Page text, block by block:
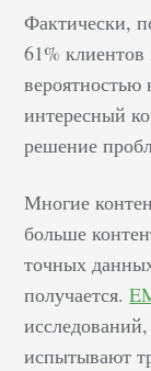
Фактически,
61%
вероятностью
интересный
решение
Многие
больше
точных
получается.
испытывают